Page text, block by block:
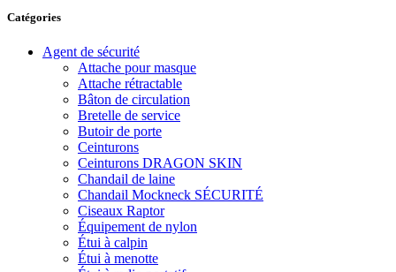
Catégories
Agent de sécurité
Attache pour masque
Attache rétractable
Bâton de circulation
Bretelle de service
Butoir de porte
Ceinturons
Ceinturons DRAGON SKIN
Chandail de laine
Chandail Mockneck SÉCURITÉ
Ciseaux Raptor
Équipement de nylon
Étui à calpin
Étui à menotte